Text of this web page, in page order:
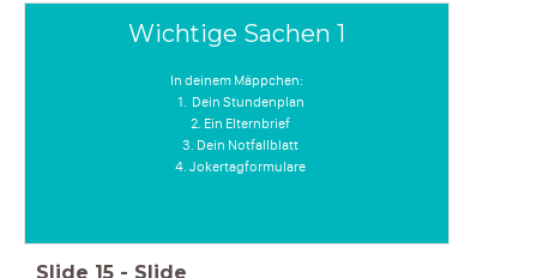
Wichtige Sachen 1
In deinem Mäppchen:
Dein Stundenplan
Ein Elternbrief
Dein Notfallblatt
Jokertagformulare
Slide 15 - Slide